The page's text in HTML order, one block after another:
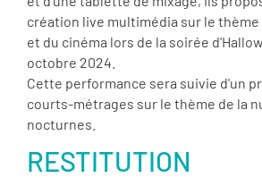
création live multimédia sur le thème
et du cinéma lors de la soirée
octobre 2024.
Cette performance sera suivie d'un
courts-métrages sur le thème de la
nocturnes.
RESTITUTION